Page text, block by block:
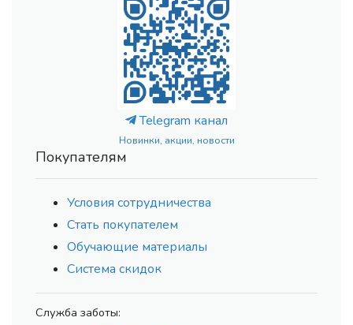
Telegram канал
Новинки, акции, новости
Покупателям
Условия сотрудничества
Стать покупателем
Обучающие материалы
Система скидок
Служба заботы: